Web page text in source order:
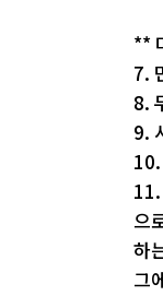
**
7.
8.
9.
으
하
그